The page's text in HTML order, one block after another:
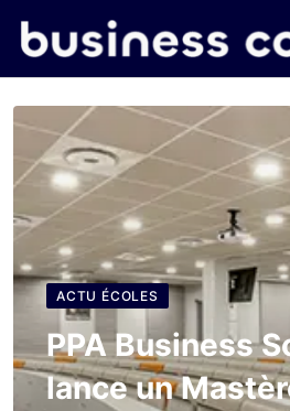
ACTU ÉCOLES
PPA Business
lance un